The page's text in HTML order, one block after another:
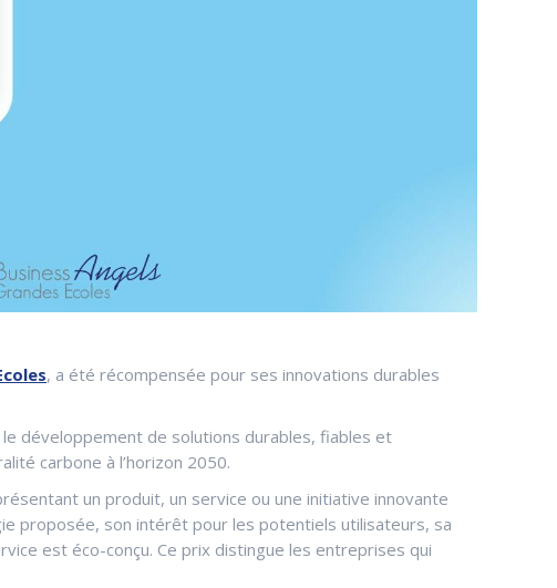
, a été récompensée pour ses innovations durables
développement de solutions durables, fiables et
carbone à l’horizon 2050.
un produit, un service ou une initiative innovante
proposée, son intérêt pour les potentiels utilisateurs, sa
est éco-conçu. Ce prix distingue les entreprises qui